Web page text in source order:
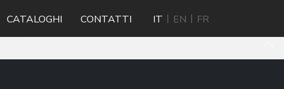
CATALOGHI CONTATTI IT EN FR